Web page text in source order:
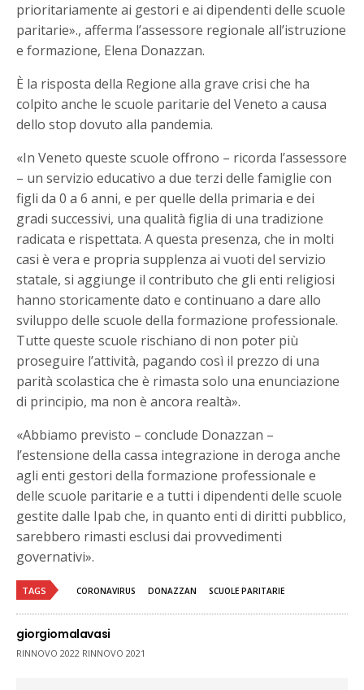
prioritariamente ai gestori e ai dipendenti delle scuole
paritarie»., afferma l’assessore regionale all’istruzione
e formazione, Elena Donazzan.
È la risposta della Regione alla grave crisi che ha
colpito anche le scuole paritarie del Veneto a causa
dello stop dovuto alla pandemia.
«In Veneto queste scuole offrono – ricorda l’assessore
– un servizio educativo a due terzi delle famiglie con
figli da 0 a 6 anni, e per quelle della primaria e dei
gradi successivi, una qualità figlia di una tradizione
radicata e rispettata. A questa presenza, che in molti
casi è vera e propria supplenza ai vuoti del servizio
statale, si aggiunge il contributo che gli enti religiosi
hanno storicamente dato e continuano a dare allo
sviluppo delle scuole della formazione professionale.
Tutte queste scuole rischiano di non poter più
proseguire l’attività, pagando così il prezzo di una
parità scolastica che è rimasta solo una enunciazione
di principio, ma non è ancora realtà».
«Abbiamo previsto – conclude Donazzan –
l’estensione della cassa integrazione in deroga anche
agli enti gestori della formazione professionale e
delle scuole paritarie e a tutti i dipendenti delle scuole
gestite dalle Ipab che, in quanto enti di diritti pubblico,
sarebbero rimasti esclusi dai provvedimenti
governativi».
TAGS CORONAVIRUS DONAZZAN SCUOLE PARITARIE
giorgiomalavasi
RINNOVO 2022 RINNOVO 2021